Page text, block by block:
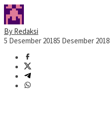
By Redaksi
5 Desember 20185 Desember 2018